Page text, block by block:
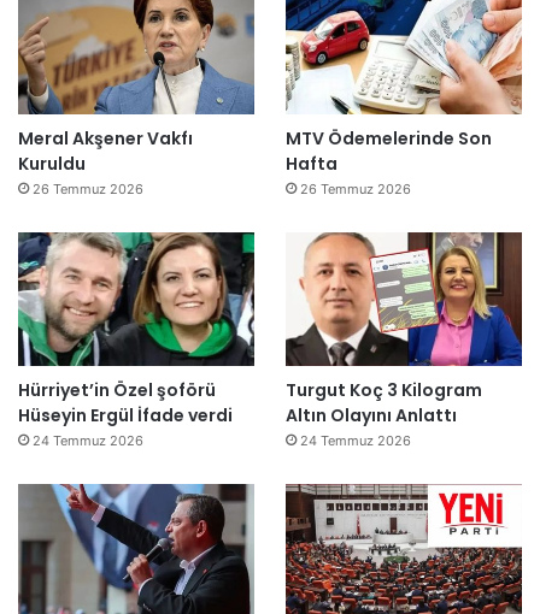
Meral Akşener Vakfı
Kuruldu
26 Temmuz 2026
MTV Ödemelerinde Son
Hafta
26 Temmuz 2026
Hürriyet’in Özel şoförü
Hüseyin Ergül İfade verdi
24 Temmuz 2026
Turgut Koç 3 Kilogram
Altın Olayını Anlattı
24 Temmuz 2026